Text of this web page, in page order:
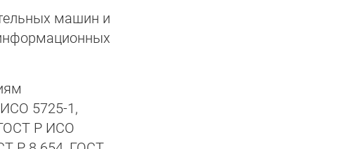
машин и
5725-1,
Р ИСО